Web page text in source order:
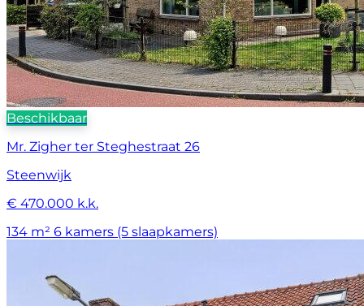
Beschikbaar
Mr. Zigher ter Steghestraat 26
Steenwijk
€ 470.000 k.k.
134 m² 6 kamers (5 slaapkamers)